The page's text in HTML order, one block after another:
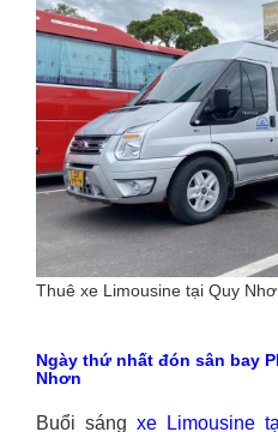
Thuê xe Limousine tại Quy
Ngày thứ nhất đón sân bay
Nhơn
Buổi sáng xe Limousine